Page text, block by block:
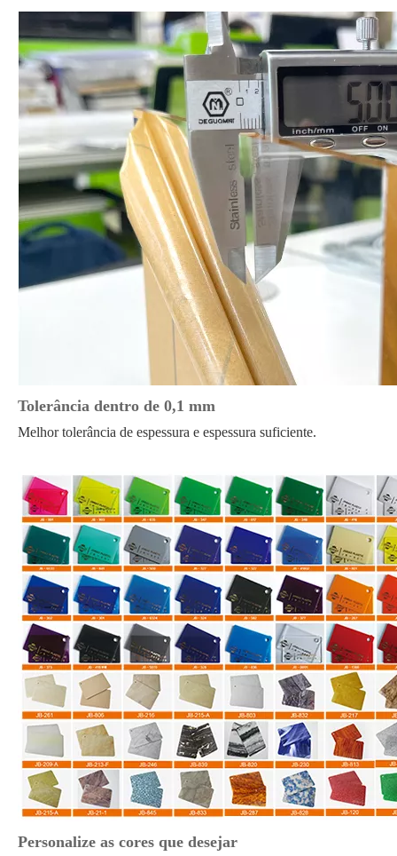
Tolerância dentro de 0,1 mm
Melhor tolerância de espessura e espessura suficiente.
Personalize as cores que desejar